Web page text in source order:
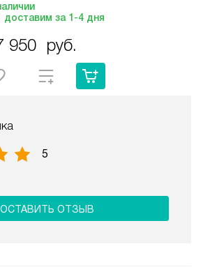
доставим за 1-4 дня
950 руб.
5
ОСТАВИТЬ ОТЗЫВ